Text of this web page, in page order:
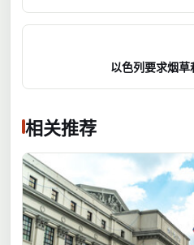
以色列要求烟
相关推荐